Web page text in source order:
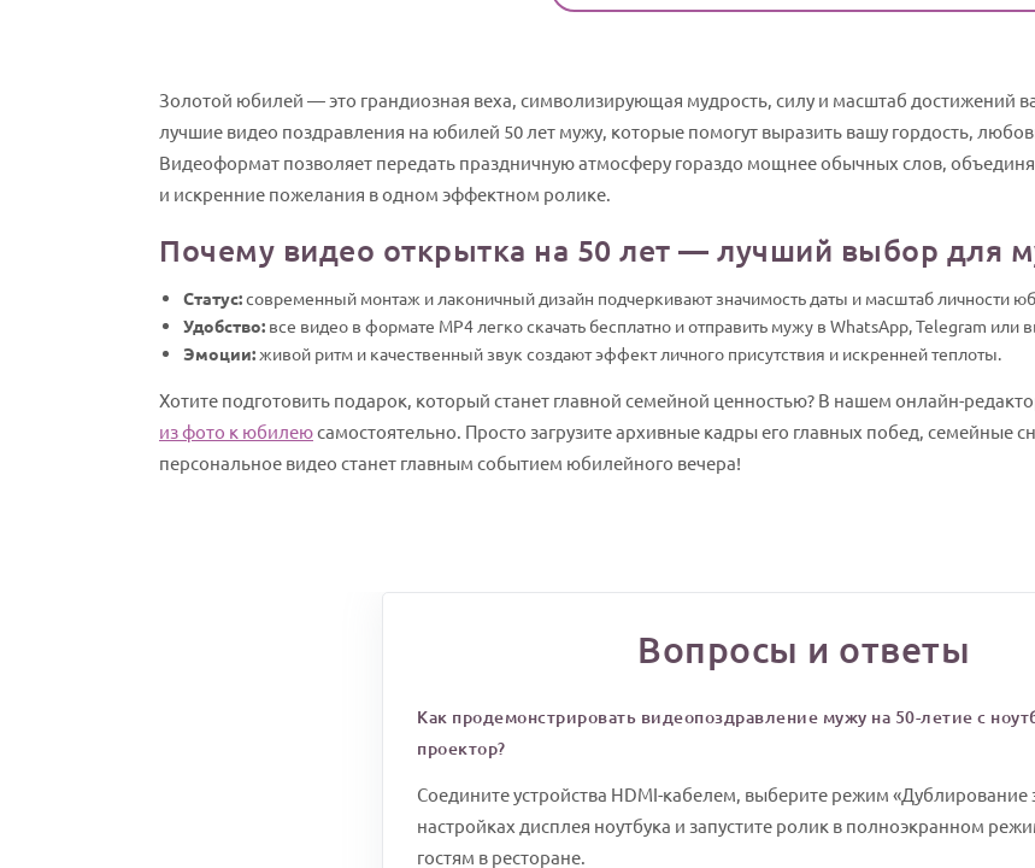
Золотой юбилей — это грандиозная веха, символизирующая мудрость, силу и масштаб достижений
лучшие видео поздравления на юбилей 50 лет мужу, которые помогут выразить вашу гордость,
Видеоформат позволяет передать праздничную атмосферу гораздо мощнее обычных слов,
и искренние пожелания в одном эффектном ролике.
Почему видео открытка на 50 лет — лучший выбор для
Статус:современный монтаж и лаконичный дизайн подчеркивают значимость даты и масштаб личности
Удобство: все видео в формате MP4 легко скачать бесплатно и отправить мужу в WhatsApp, Telegram или
Эмоции: живой ритм и качественный звук создают эффект личного присутствия и искренней теплоты.
Хотите подготовить подарок, который станет главной семейной ценностью? В нашем онлайн-
из фото к юбилеюсамостоятельно. Просто загрузите архивные кадры его главных побед, семейные
персональное видео станет главным событием юбилейного вечера!
Вопросы и ответы
Как продемонстрировать видеопоздравление мужу на 50-летие с
проектор?
Соедините устройства HDMI-кабелем, выберите режим «Дублирование
настройках дисплея ноутбука и запустите ролик в полноэкранном
гостям в ресторане.